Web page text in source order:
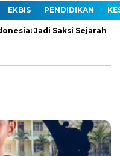
EKBIS PENDIDIKAN
Jadi Saksi Sejarah